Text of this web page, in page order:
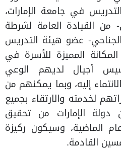
في جامعة الإمارات،
من القيادة العامة لشرطة
عضو هيئة التدريس
المميزة للأسرة في
أجيال لديهم الوعي
إليه، وبما يمكنهم من
لخدمته والارتقاء بجميع
الإمارات من تحقيق
الماضية، وسيكون ركيزة
القادمة.